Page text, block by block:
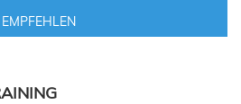
EMPFEHLEN